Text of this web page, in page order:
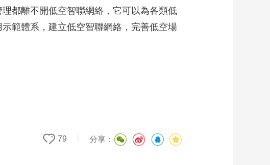
都離不開低空智聯網絡，它可以為各類低
範體系，建立低空智聯網絡，完善低空場
分享：
79